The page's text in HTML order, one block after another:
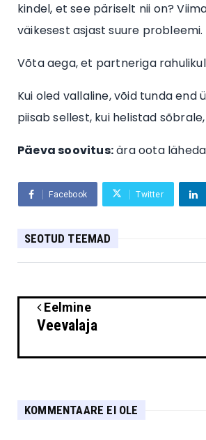
kindel, et see päriselt nii on?
väikesest asjast suure probleemi.
Võta aega, et partneriga
Kui oled vallaline, võid tunda end
piisab sellest, kui helistad
Päeva soovitus:ära oota
Facebook Twitter
SEOTUD TEEMAD
Eelmine
Veevalaja
KOMMENTAARE EI OLE